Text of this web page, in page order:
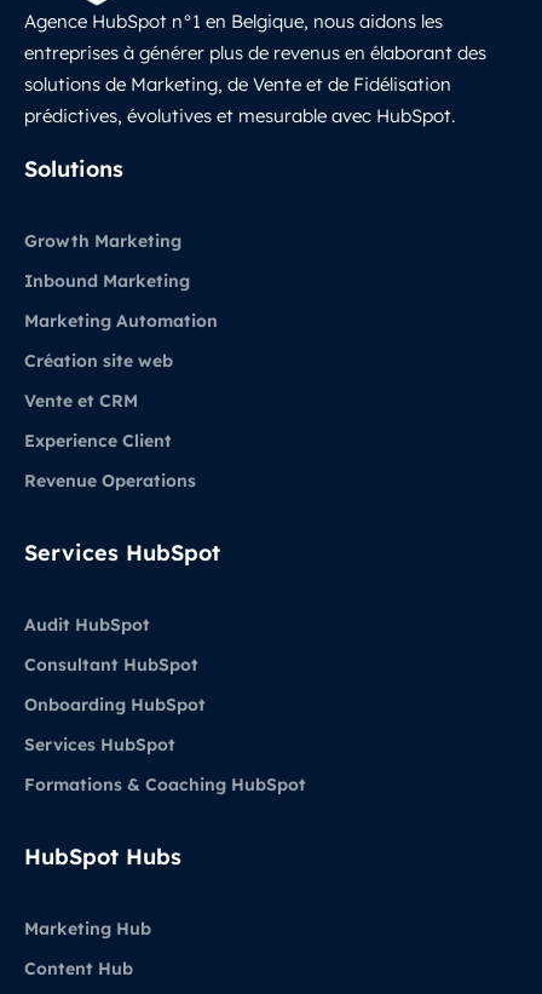
Agence HubSpot n°1 en Belgique, nous aidons les
entreprises à générer plus de revenus en élaborant des
solutions de Marketing, de Vente et de Fidélisation
prédictives, évolutives et mesurable avec HubSpot.
Solutions
Growth Marketing
Inbound Marketing
Marketing Automation
Création site web
Vente et CRM
Experience Client
Revenue Operations
Services HubSpot
Audit HubSpot
Consultant HubSpot
Onboarding HubSpot
Services HubSpot
Formations & Coaching HubSpot
HubSpot Hubs
Marketing Hub
Content Hub